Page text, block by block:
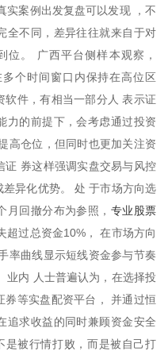
实案例出发复盘可以发现 ，不
全不同，差异往往就来自于对
位。 广西平台侧样本观察，
个时间窗口内保持在高位区
软件，有相当一部分人 表示证
力的前提下，会考虑通过投资
高仓位，但同时也更加关注资
证 券这样强调实盘交易与风控
异化优势。 处 于市场方向选
月回撤分布为参照， 专业股票
超过总资金10%， 在市场方向
率曲线显示短线资金参与节奏
业内 人士普遍认为，在选择投
券等实盘配资平台， 并通过恒
追求收益的同时兼顾资金安全
被行情打败，而是被自己打